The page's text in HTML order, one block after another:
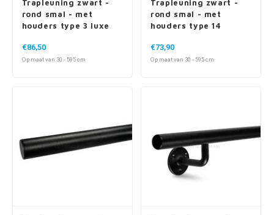
Trapleuning zwart -
rond smal - met
houders type 3 luxe
€86,50
Op maat van 30 - 595 cm
Trapleuning zwart -
rond smal - met
houders type 14
€73,90
Op maat van 30 - 595 cm